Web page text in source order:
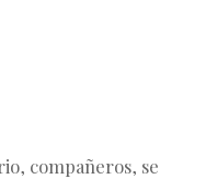
compañeros, se